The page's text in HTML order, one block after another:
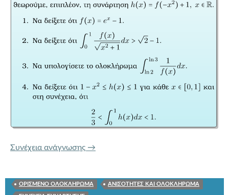
Συνέχεια ανάγνωσης 139 f(x) = e^x – \int_0^1 e^{1 – x} f(x)
→
ΟΡΙΣΜΕΝΟ ΟΛΟΚΛΗΡΩΜΑ ΑΝΙΣΟΤΗΤΕΣ ΚΑΙ ΟΛΟΚΛΗΡΩΜΑ